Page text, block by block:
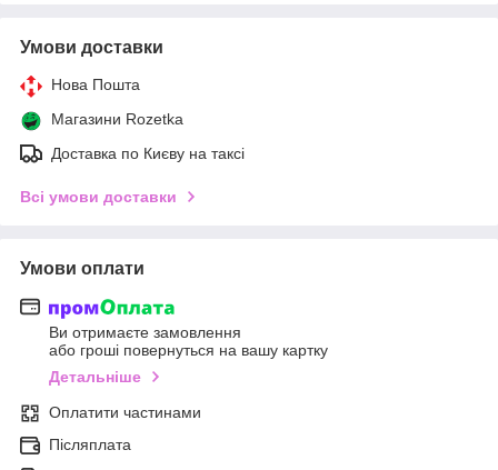
Умови доставки
Нова Пошта
Магазини Rozetka
Доставка по Києву на таксі
Всі умови доставки
Умови оплати
Ви отримаєте замовлення
або гроші повернуться на вашу картку
Детальніше
Оплатити частинами
Післяплата